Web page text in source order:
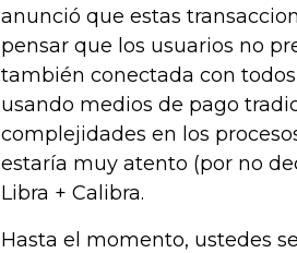
anunció que estas
pensar que los usuarios no
también conectada con
usando medios de pago
complejidades en los
estaría muy atento (por no
Libra + Calibra.
Hasta el momento, ustedes